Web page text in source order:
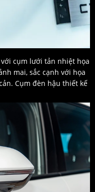
cụm lưới tản nhiệt họa
mai, sắc cạnh với họa
Cụm đèn hậu thiết kế